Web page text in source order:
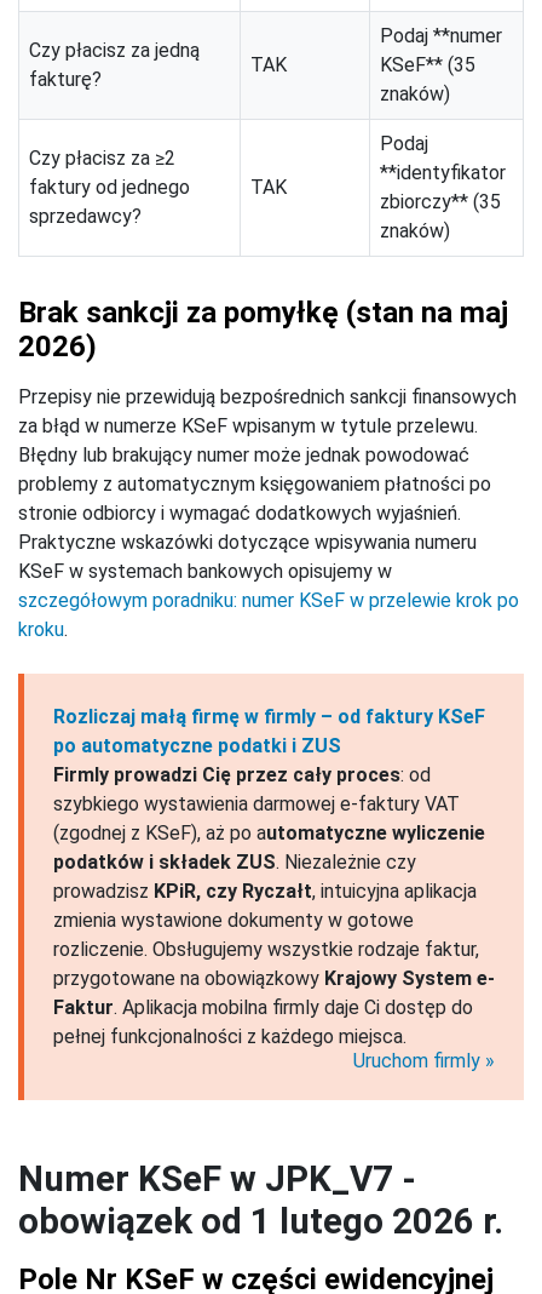
Czy płacisz za jedną
fakturę?
TAK
Podaj **numer
KSeF** (35
znaków)
Czy płacisz za ≥2
faktury od jednego
sprzedawcy?
TAK
Podaj
**identyfikator
zbiorczy** (35
znaków)
Brak sankcji za pomyłkę (stan na maj
2026)
Przepisy nie przewidują bezpośrednich sankcji finansowych
za błąd w numerze KSeF wpisanym w tytule przelewu.
Błędny lub brakujący numer może jednak powodować
problemy z automatycznym księgowaniem płatności po
stronie odbiorcy i wymagać dodatkowych wyjaśnień.
Praktyczne wskazówki dotyczące wpisywania numeru
KSeF w systemach bankowych opisujemy w
szczegółowym poradniku: numer KSeF w przelewie krok po
kroku.
Rozliczaj małą firmę w firmly – od faktury KSeF
po automatyczne podatki i ZUS
Firmly prowadzi Cię przez cały proces: od
szybkiego wystawienia darmowej e-faktury VAT
(zgodnej z KSeF), aż po automatyczne wyliczenie
podatków i składek ZUS. Niezależnie czy
prowadzisz KPiR, czy Ryczałt, intuicyjna aplikacja
zmienia wystawione dokumenty w gotowe
rozliczenie. Obsługujemy wszystkie rodzaje faktur,
przygotowane na obowiązkowy Krajowy System e-
Faktur. Aplikacja mobilna firmly daje Ci dostęp do
pełnej funkcjonalności z każdego miejsca.
Uruchom firmly
Numer KSeF w JPK_V7 -
obowiązek od 1 lutego 2026 r.
Pole Nr KSeF w części ewidencyjnej